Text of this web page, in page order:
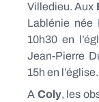
Villedieu. Aux
Lablénie née
10h30 en
Jean-Pierre
15h en l’église.
A Coly, les